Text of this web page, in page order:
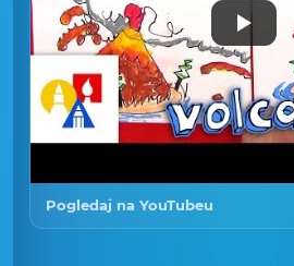
Pogledaj na YouTubeu